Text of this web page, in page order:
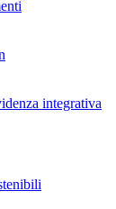
integrativa